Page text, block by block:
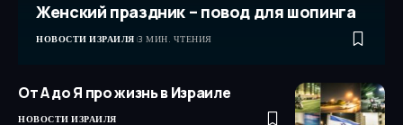
Женский праздник – повод для шопинга
НОВОСТИ ИЗРАИЛЯ 3 МИН. ЧТЕНИЯ
От А до Я про жизнь в Израиле
НОВОСТИ ИЗРАИЛЯ